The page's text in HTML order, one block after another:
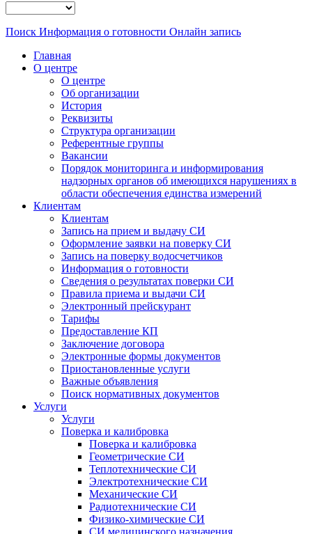
Поиск Информация о готовности Онлайн запись
Главная
О центре
О центре
Об организации
История
Реквизиты
Структура организации
Референтные группы
Вакансии
Порядок мониторинга и информирования
надзорных органов об имеющихся нарушениях в
области обеспечения единства измерений
Клиентам
Клиентам
Запись на прием и выдачу СИ
Оформление заявки на поверку СИ
Запись на поверку водосчетчиков
Информация о готовности
Сведения о результатах поверки СИ
Правила приема и выдачи СИ
Электронный прейскурант
Тарифы
Предоставление КП
Заключение договора
Электронные формы документов
Приостановленные услуги
Важные объявления
Поиск нормативных документов
Услуги
Услуги
Поверка и калибровка
Поверка и калибровка
Геометрические СИ
Теплотехнические СИ
Электротехнические СИ
Механические СИ
Радиотехнические СИ
Физико-химические СИ
СИ медицинского назначения